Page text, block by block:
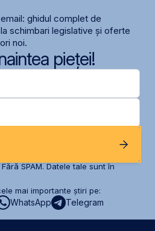
ghidul complet de
schimbari legislative și oferte
noi.
pieței!
SPAM. Datele tale sunt în
mai importante știri pe:
WhatsApp Telegram